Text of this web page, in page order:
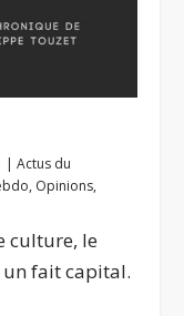
|Actus du
, Opinions,
culture, le
un fait capital.